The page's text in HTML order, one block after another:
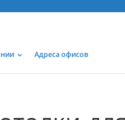
Адреса офисов